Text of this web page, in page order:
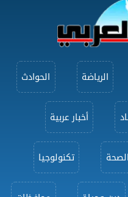
الرياضة الحوادث
أخبار عربية
تكنولوجيا